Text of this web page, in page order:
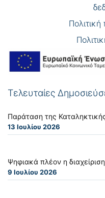
Τελευταίες
Παράταση της
13 Ιουλίου 2026
Ψηφιακά πλέον η
9 Ιουλίου 2026